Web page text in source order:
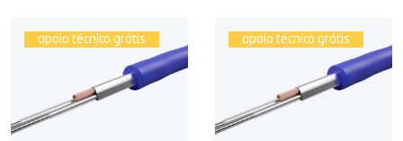
apoio técnico grátis apoio técnico grátis